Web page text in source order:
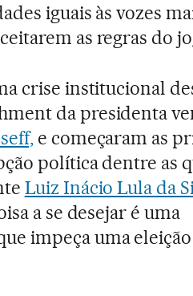
iguais às vozes
as regras do
crise institucional
da presidenta
e começaram as
política dentre as
Luiz Inácio Lula da
a se desejar é uma
impeça uma eleição